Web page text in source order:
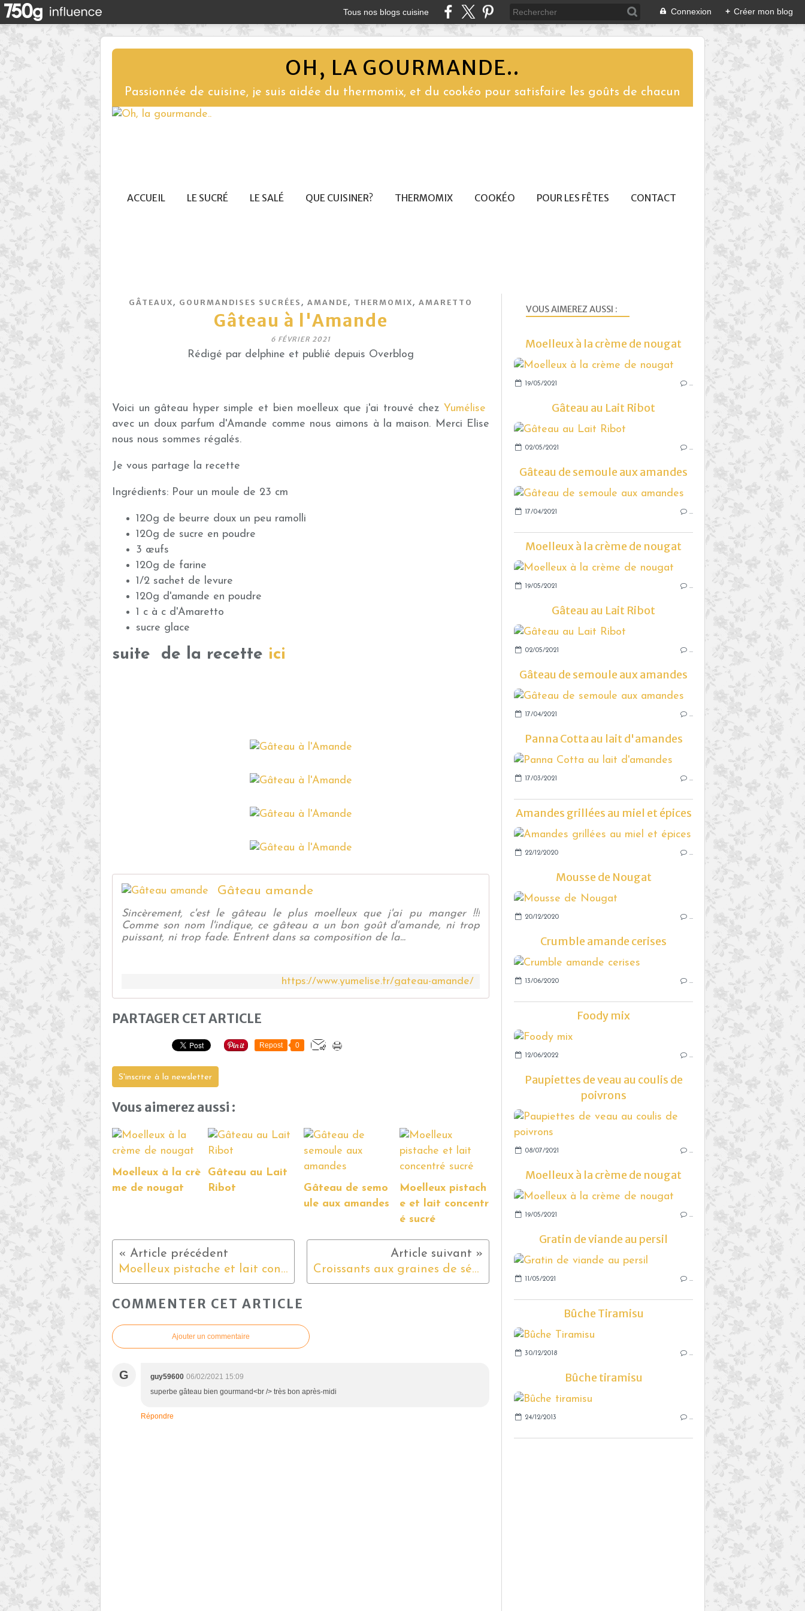
Tous nos blogs cuisine Connexion + Créer mon blog
OH, LA GOURMANDE..
Passionnée de cuisine, je suis aidée du thermomix, et du cookéo pour satisfaire les goûts de chacun
ACCUEIL LE SUCRÉ LE SALÉ QUE CUISINER? THERMOMIX COOKÉO POUR LES FÊTES CONTACT
GÂTEAUX, GOURMANDISES SUCRÉES , AMANDE, THERMOMIX, AMARETTO
Gâteau à l'Amande
6 FÉVRIER 2021
Rédigé par delphine et publié depuis Overblog
Voici un gâteau hyper simple et bien moelleux que j'ai trouvé chez Yumélise
avec un doux parfum d'Amande comme nous aimons à la maison. Merci Elise
nous nous sommes régalés.
Je vous partage la recette
Ingrédients: Pour un moule de 23 cm
120g de beurre doux un peu ramolli
120g de sucre en poudre
3 œufs
120g de farine
1/2 sachet de levure
120g d'amande en poudre
1 c à c d'Amaretto
sucre glace
suite de la recette ici
Gâteau amande
Sincèrement, c'est le gâteau le plus moelleux que j'ai pu manger !!!
Comme son nom l'indique, ce gâteau a un bon goût d'amande, ni trop
puissant, ni trop fade. Entrent dans sa composition de la...
https://www.yumelise.fr/gateau-amande/
PARTAGER CET ARTICLE
Repost 0
S'inscrire à la newsletter
Vous aimerez aussi :
Moelleux à la crè
me de nougat
Gâteau au Lait
Ribot
Gâteau de semo
ule aux amandes
Moelleux pistach
e et lait concentr
é sucré
Moelleux pistache et lait concentré sucré Croissants aux graines de sésame
COMMENTER CET ARTICLE
Ajouter un commentaire
G guy59600 06/02/2021 15:09
superbe gâteau bien gourmand<br /> très bon après-midi
Répondre
VOUS AIMEREZ AUSSI :
Moelleux à la crème de nougat
19/05/2021 …
Gâteau au Lait Ribot
02/05/2021 …
Gâteau de semoule aux amandes
17/04/2021 …
Moelleux à la crème de nougat
19/05/2021 …
Gâteau au Lait Ribot
02/05/2021 …
Gâteau de semoule aux amandes
17/04/2021 …
Panna Cotta au lait d'amandes
17/03/2021 …
Amandes grillées au miel et épices
22/12/2020 …
Mousse de Nougat
20/12/2020 …
Crumble amande cerises
13/06/2020 …
Foody mix
12/06/2022 …
Paupiettes de veau au coulis de
poivrons
08/07/2021 …
Moelleux à la crème de nougat
19/05/2021 …
Gratin de viande au persil
11/05/2021 …
Bûche Tiramisu
30/12/2018 …
Bûche tiramisu
24/12/2013 …